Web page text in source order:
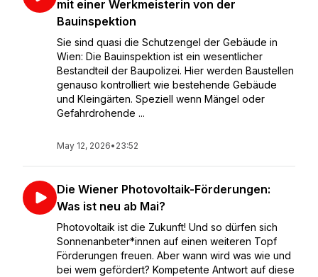
mit einer Werkmeisterin von der
Bauinspektion
Sie sind quasi die Schutzengel der Gebäude in
Wien: Die Bauinspektion ist ein wesentlicher
Bestandteil der Baupolizei. Hier werden Baustellen
genauso kontrolliert wie bestehende Gebäude
und Kleingärten. Speziell wenn Mängel oder
Gefahrdrohende ...
May 12, 2026• 23:52
Die Wiener Photovoltaik-Förderungen:
Was ist neu ab Mai?
Photovoltaik ist die Zukunft! Und so dürfen sich
Sonnenanbeter*innen auf einen weiteren Topf
Förderungen freuen. Aber wann wird was wie und
bei wem gefördert? Kompetente Antwort auf diese